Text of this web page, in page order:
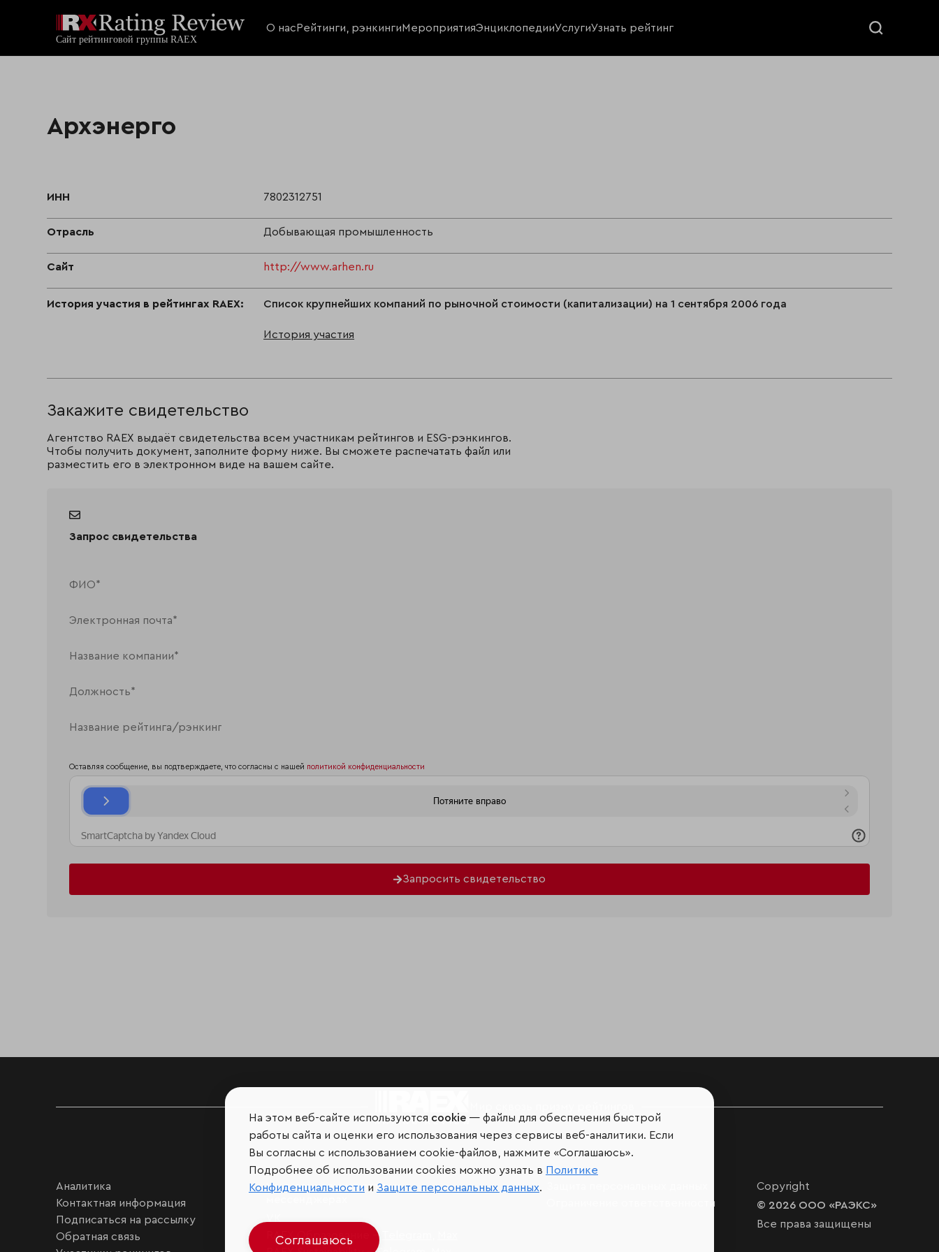
О нас Рейтинги, рэнкингиМероприятияЭнциклопедииУслугиУзнать рейтинг
Архэнерго
ИНН 7802312751
Отрасль Добывающая промышленность
Сайт http://www.arhen.ru
История участия в рейтингах RAEX: Список крупнейших компаний по рыночной стоимости (капитализации) на 1 сентября 2006 года
История участия
Закажите свидетельство
Агентство RAEX выдаёт свидетельства всем участникам рейтингов и ESG-рэнкингов.
Чтобы получить документ, заполните форму ниже. Вы сможете распечатать файл или
разместить его в электронном виде на вашем сайте.
Запрос свидетельства
Оставляя сообщение, вы подтверждаете, что согласны с нашей политикой конфиденциальности
Запросить свидетельство
Аналитика
Контактная информация
Подписаться на рассылку
Обратная связь
Мы в социальных сетях и
RAEX Образование –
Ограничение ответственности
Copyright
© 2026 ООО «РАЭКС»
Все права защищены
На этом веб-сайте используются cookie — файлы для обеспечения быстрой
работы сайта и оценки его использования через сервисы веб-аналитики. Если
Вы согласны с использованием cookie-файлов, нажмите «Соглашаюсь».
Подробнее об использовании cookies можно узнать в Политике
Конфиденциальности и Защите персональных данных.
Соглашаюсь